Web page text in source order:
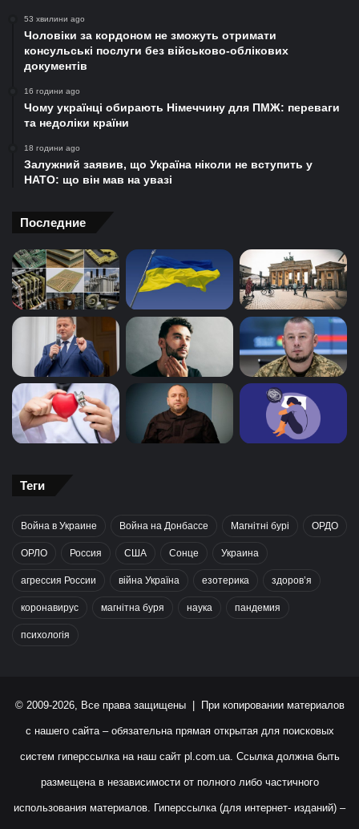
53 хвилини ago
Чоловіки за кордоном не зможуть отримати
консульські послуги без військово-облікових
документів
16 години ago
Чому українці обирають Німеччину для ПМЖ: переваги
та недоліки країни
18 години ago
Залужний заявив, що Україна ніколи не вступить у
НАТО: що він мав на увазі
Последние
Теги
Война в Украине Война на Донбассе Магнітні бурі ОРДО
ОРЛО Россия США Сонце Украина
агрессия России війна Україна езотерика здоров’я
коронавирус магнітна буря наука пандемия
психологія
© 2009-2026, Все права защищены | При копировании материалов
с нашего сайта – обязательна прямая открытая для поисковых
систем гиперссылка на наш сайт pl.com.ua. Ссылка должна быть
размещена в независимости от полного либо частичного
использования материалов. Гиперссылка (для интернет- изданий) –